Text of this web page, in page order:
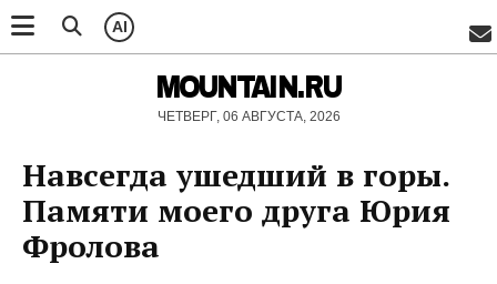
AI
MOUNTAIN.RU
ЧЕТВЕРГ, 06 АВГУСТА, 2026
Навсегда ушедший в горы.
Памяти моего друга Юрия
Фролова